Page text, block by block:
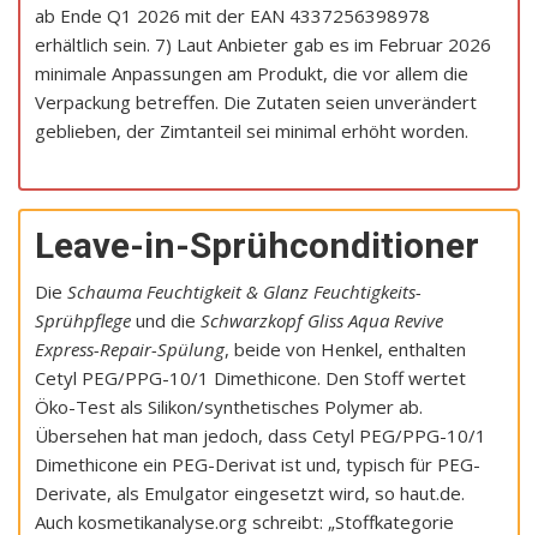
ab Ende Q1 2026 mit der EAN 4337256398978
erhältlich sein. 7) Laut Anbieter gab es im Februar 2026
minimale Anpassungen am Produkt, die vor allem die
Verpackung betreffen. Die Zutaten seien unverändert
geblieben, der Zimtanteil sei minimal erhöht worden.
Leave-in-Sprühconditioner
Die Schauma Feuchtigkeit & Glanz Feuchtigkeits-
Sprühpflege und die Schwarzkopf Gliss Aqua Revive
Express-Repair-Spülung, beide von Henkel, enthalten
Cetyl PEG/PPG-10/1 Dimethicone. Den Stoff wertet
Öko-Test als Silikon/synthetisches Polymer ab.
Übersehen hat man jedoch, dass Cetyl PEG/PPG-10/1
Dimethicone ein PEG-Derivat ist und, typisch für PEG-
Derivate, als Emulgator eingesetzt wird, so haut.de.
Auch kosmetikanalyse.org schreibt: „Stoffkategorie